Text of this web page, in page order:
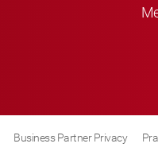
Business Partner Privacy